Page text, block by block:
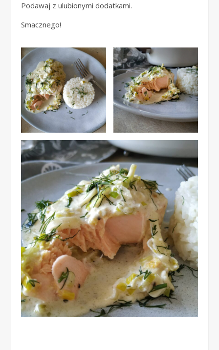
Podawaj z ulubionymi dodatkami.
Smacznego!